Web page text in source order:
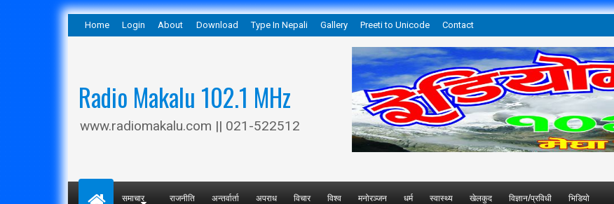
Home Login About Download Type In Nepali Gallery Preeti to Unicode Contact
Radio Makalu 102.1 MHz
www.radiomakalu.com || 021-522512
समाचार राजनीति अन्तर्वार्ता अपराध विचार विश्व मनोरञ्जन धर्म स्वास्थ्य खेलकुद विज्ञान/प्रविधी भिडियो